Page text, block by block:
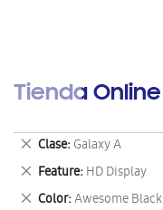
Tienda Online
Clase Galaxy A
Eliminar
este
artículo
Feature HD Display
Eliminar
este
Color Awesome Black
Eliminar